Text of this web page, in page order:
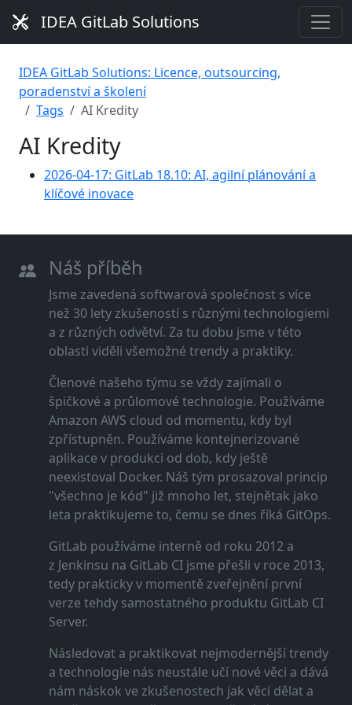
IDEA GitLab Solutions
IDEA GitLab Solutions: Licence, outsourcing,
poradenství a školení
Tags
AI Kredity
AI Kredity
2026-04-17: GitLab 18.10: AI, agilní plánování a
klíčové inovace
Náš příběh
Jsme zavedená softwarová společnost s více
než 30 lety zkušeností s různými technologiemi
a z různých odvětví. Za tu dobu jsme v této
oblasti viděli všemožné trendy a praktiky.
Členové našeho týmu se vždy zajímali o
špičkové a průlomové technologie. Používáme
Amazon AWS cloud od momentu, kdy byl
zpřístupněn. Používáme kontejnerizované
aplikace v produkci od dob, kdy ještě
neexistoval Docker. Náš tým prosazoval princip
"všechno je kód" již mnoho let, stejnětak jako
leta praktikujeme to, čemu se dnes říká GitOps.
GitLab používáme interně od roku 2012 a
z Jenkinsu na GitLab CI jsme přešli v roce 2013,
tedy prakticky v momentě zveřejnění první
verze tehdy samostatného produktu GitLab CI
Server.
Následovat a praktikovat nejmodernější trendy
a technologie nás neustále učí nové věci a dává
nám náskok ve zkušenostech jak věci dělat a